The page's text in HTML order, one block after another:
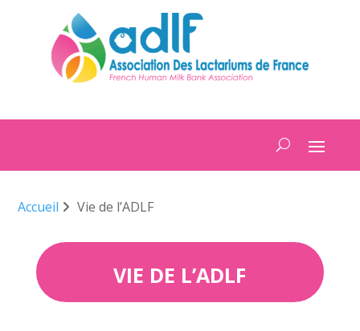
Accueil Vie de l’ADLF
VIE DE L’ADLF